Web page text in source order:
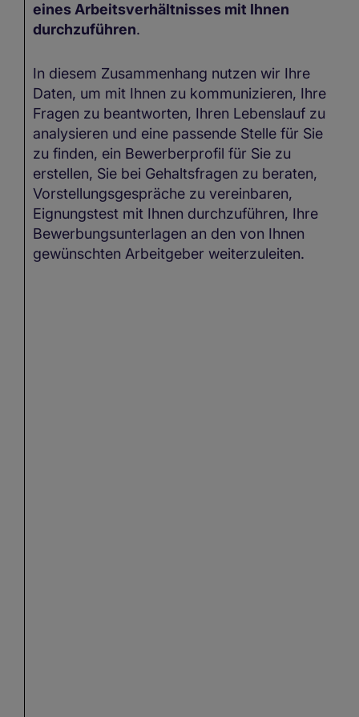
eines Arbeitsverhältnisses mit Ihnen
durchzuführen.
In diesem Zusammenhang nutzen wir Ihre
Daten, um mit Ihnen zu kommunizieren, Ihre
Fragen zu beantworten, Ihren Lebenslauf zu
analysieren und eine passende Stelle für Sie
zu finden, ein Bewerberprofil für Sie zu
erstellen, Sie bei Gehaltsfragen zu beraten,
Vorstellungsgespräche zu vereinbaren,
Eignungstest mit Ihnen durchzuführen, Ihre
Bewerbungsunterlagen an den von Ihnen
gewünschten Arbeitgeber weiterzuleiten.